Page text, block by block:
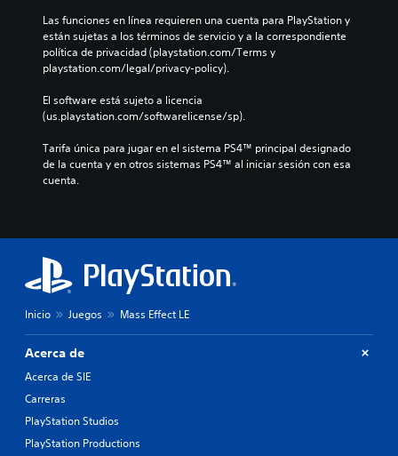
Las funciones en línea requieren una cuenta para PlayStation y
están sujetas a los términos de servicio y a la correspondiente
política de privacidad (playstation.com/Terms y
playstation.com/legal/privacy-policy).
El software está sujeto a licencia
(us.playstation.com/softwarelicense/sp).
Tarifa única para jugar en el sistema PS4™ principal designado
de la cuenta y en otros sistemas PS4™ al iniciar sesión con esa
cuenta.
Inicio Juegos Mass Effect LE
Acerca de
Acerca de SIE
Carreras
PlayStation Studios
PlayStation Productions